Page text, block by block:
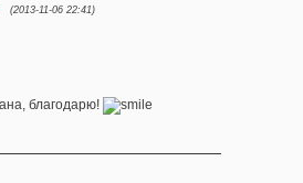
(2013-11-06 22:41)
благодарю!